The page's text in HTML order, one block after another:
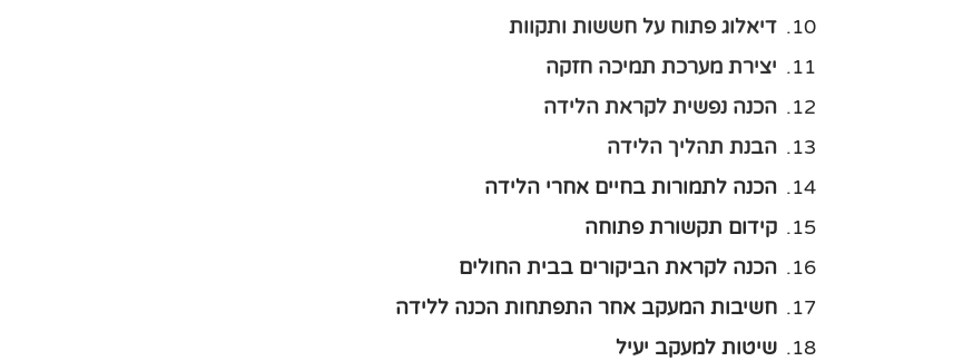
דיאלוג פתוח על חששות ותקוות
יצירת מערכת תמיכה חזקה
הכנה נפשית לקראת הלידה
הבנת תהליך הלידה
הכנה לתמורות בחיים אחרי הלידה
קידום תקשורת פתוחה
הכנה לקראת הביקורים בבית החולים
חשיבות המעקב אחר התפתחות הכנה ללידה
שיטות למעקב יעיל